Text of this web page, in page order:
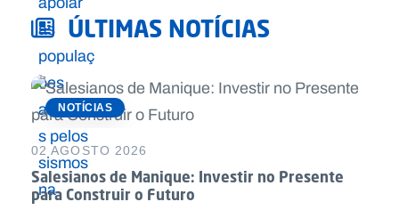
ÚLTIMAS NOTÍCIAS
NOTÍCIAS
02 AGOSTO 2026
Salesianos de Manique: Investir no Presente
para Construir o Futuro